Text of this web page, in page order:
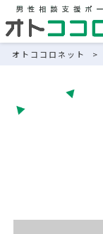
オトココロネット >